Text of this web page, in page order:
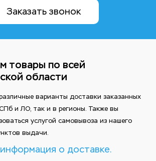
Заказать звонок
товары по всей
области
варианты доставки заказанных
и ЛО, так и в регионы. Также вы
услугой самовывоза из нашего
выдачи.
о доставке.